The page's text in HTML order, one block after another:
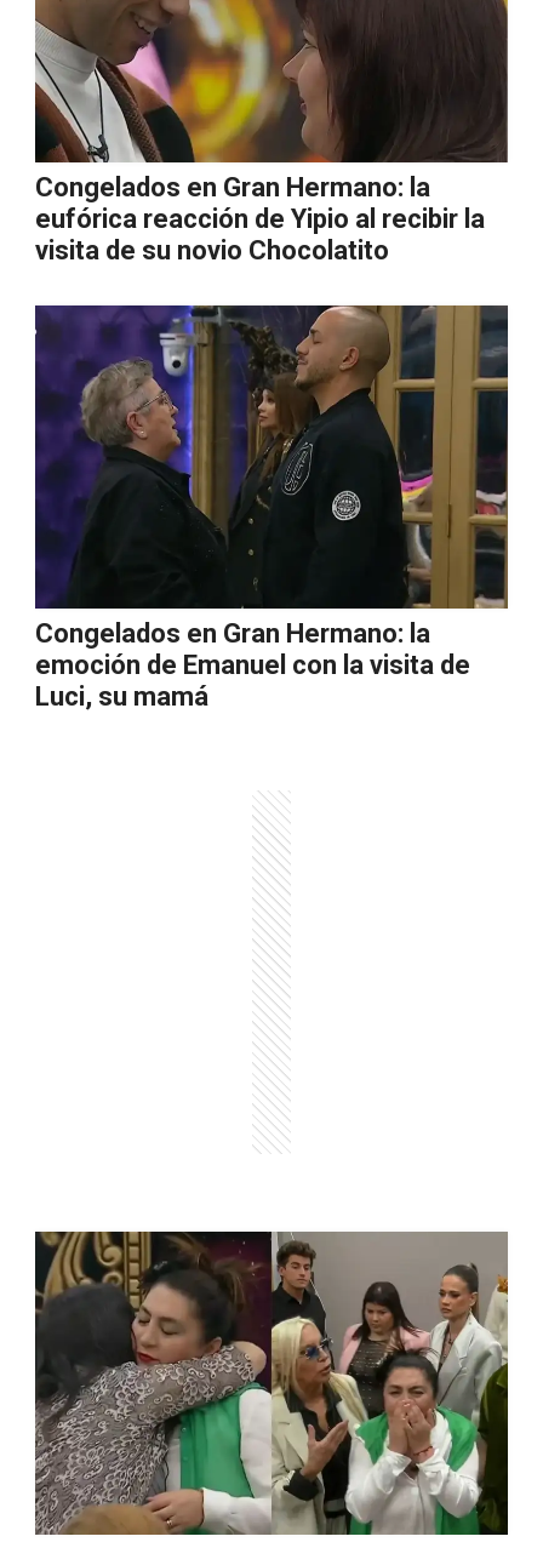
Congelados en Gran Hermano: la
eufórica reacción de Yipio al recibir la
visita de su novio Chocolatito
Congelados en Gran Hermano: la
emoción de Emanuel con la visita de
Luci, su mamá